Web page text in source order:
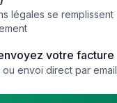
légales se remplissent
votre facture
ou envoi direct par email